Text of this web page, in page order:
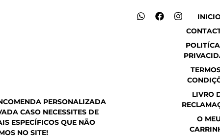
PERSONALIZADA
CASO NECESSITES DE
ESPECÍFICOS QUE NÃO
NO SITE!
LIVRO
O
W
F
I